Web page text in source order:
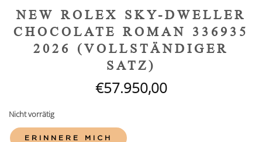
NEW ROLEX SKY-DWELLER
CHOCOLATE ROMAN 336935
2026 (VOLLSTÄNDIGER
SATZ)
€57.950,00
Nicht vorrätig
ERINNERE MICH